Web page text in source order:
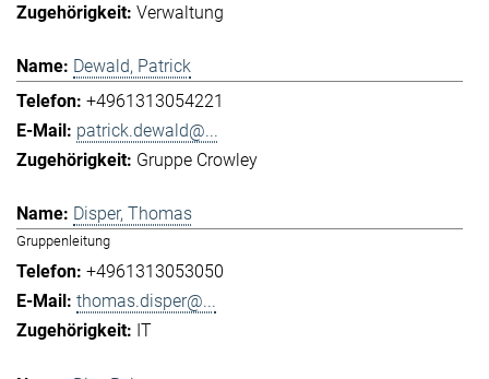
Verwaltung
Dewald, Patrick
+4961313054221
patrick.dewald@...
Gruppe Crowley
Disper, Thomas
Gruppenleitung
+4961313053050
thomas.disper@...
IT